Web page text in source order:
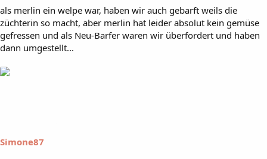
als merlin ein welpe war, haben wir auch gebarft weils die
züchterin so macht, aber merlin hat leider absolut kein gemüse
gefressen und als Neu-Barfer waren wir überfordert und haben
dann umgestellt...
Simone87